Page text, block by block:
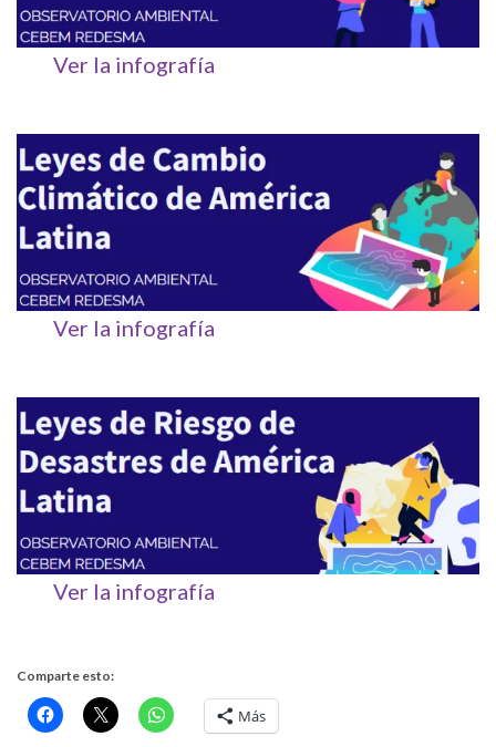
Ver la infografía
Ver la infografía
Ver la infografía
Comparte esto:
Más